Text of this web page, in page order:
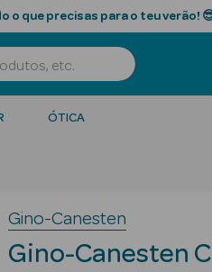
que precisas para o teu verão!
ÓTICA
Gino-Canesten
Gino-Canesten